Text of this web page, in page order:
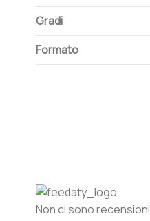
Gradi
Formato
Non ci sono recensioni